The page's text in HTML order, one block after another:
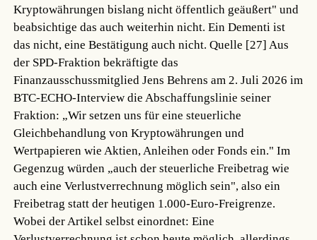
Kryptowährungen bislang nicht öffentlich geäußert" und
beabsichtige das auch weiterhin nicht. Ein Dementi ist
das nicht, eine Bestätigung auch nicht.Quelle [27] Aus
der SPD-Fraktion bekräftigte das
Finanzausschussmitglied Jens Behrens am 2. Juli 2026 im
BTC-ECHO-Interview die Abschaffungslinie seiner
Fraktion: „Wir setzen uns für eine steuerliche
Gleichbehandlung von Kryptowährungen und
Wertpapieren wie Aktien, Anleihen oder Fonds ein." Im
Gegenzug würden „auch der steuerliche Freibetrag wie
auch eine Verlustverrechnung möglich sein", also ein
Freibetrag statt der heutigen 1.000-Euro-Freigrenze.
Wobei der Artikel selbst einordnet: Eine